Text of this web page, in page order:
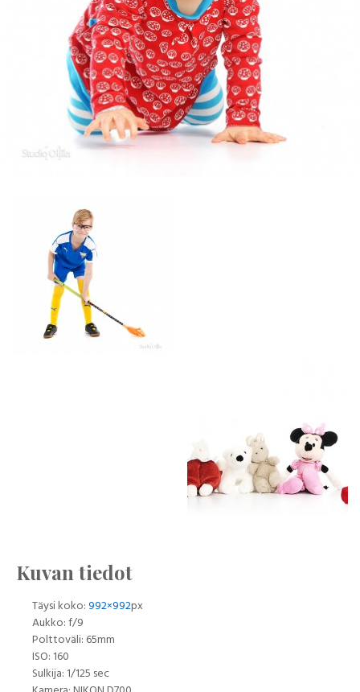
Kuvan tiedot
Täysi koko: 992×992px
Aukko: f/9
Polttoväli: 65mm
ISO: 160
Sulkija: 1/125 sec